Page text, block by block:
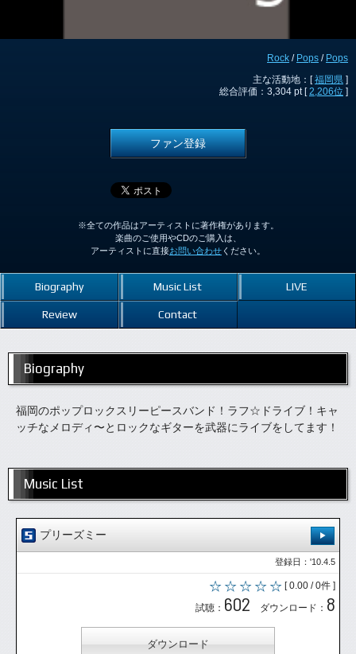
Rock / Pops / Pops
主な活動地：[福岡県 ]
総合評価：3,304 pt [2,206位 ]
ファン登録
※全ての作品はアーティストに著作権があります。
楽曲のご使用やCDのご購入は、
アーティストに直接お問い合わせ ください。
Biography Music List LIVE
Review Contact
Biography
福岡のポップロックスリーピースバンド！ラフ☆ドライブ！キャ
ッチなメロディ〜とロックなギターを武器にライブをしてます！
Music List
プリーズミー
登録日：'10.4.5
[ 0.00 / 0件 ]
試聴： 602 ダウンロード： 8
ダウンロード